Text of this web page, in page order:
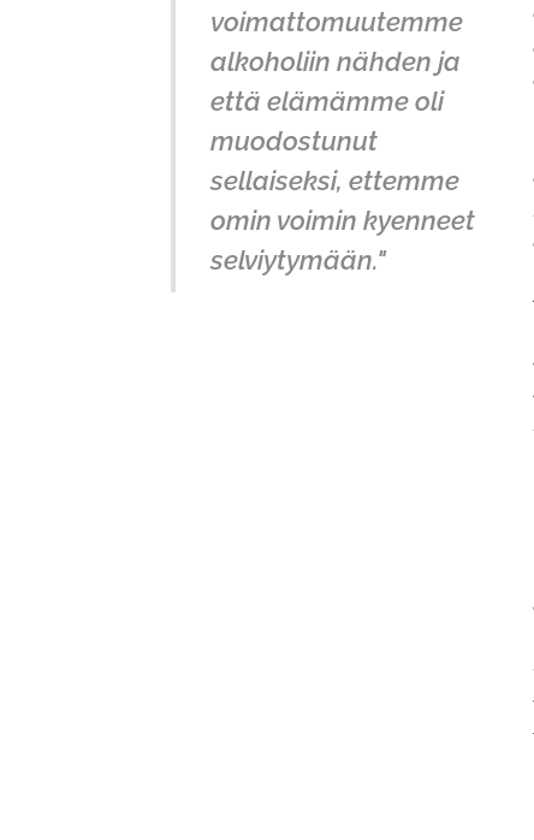
voimattomuutemme
alkoholiin nähden ja
että elämämme oli
muodostunut
sellaiseksi, ettemme
omin voimin kyenneet
selviytymään."